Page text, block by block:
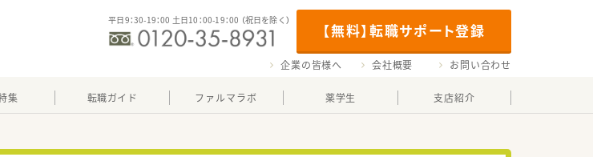
【無料】転職サポート登録
平日9：30-19：00 土日10：00-19：00 （祝日を除く）
企業の皆様へ 会社概要 お問い合わせ
集 転職ガイド ファルマラボ 薬学生 支店紹介